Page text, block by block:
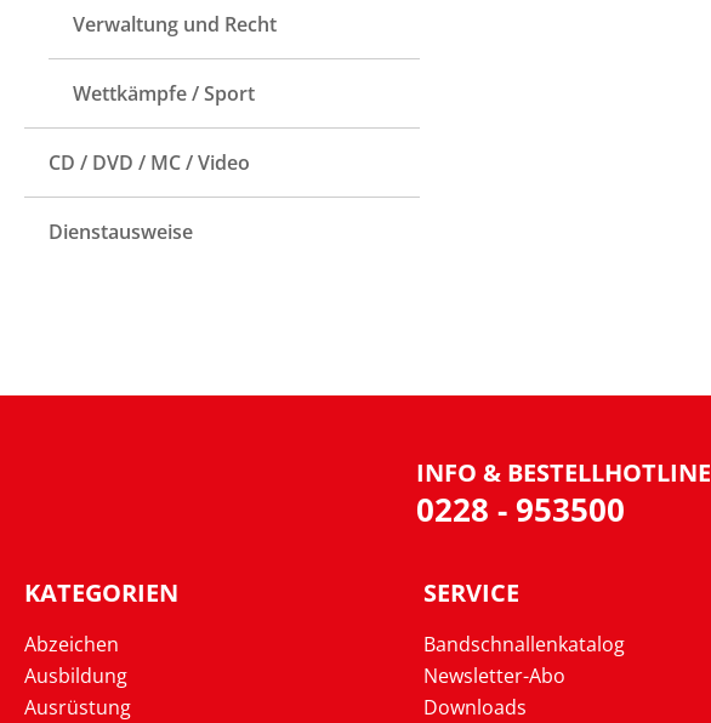
Verwaltung und Recht
Wettkämpfe / Sport
CD / DVD / MC / Video
Dienstausweise
INFO & BESTELLHOTLINE
0228 - 953500
KATEGORIEN
Abzeichen
Ausbildung
Ausrüstung
SERVICE
Bandschnallenkatalog
Newsletter-Abo
Downloads